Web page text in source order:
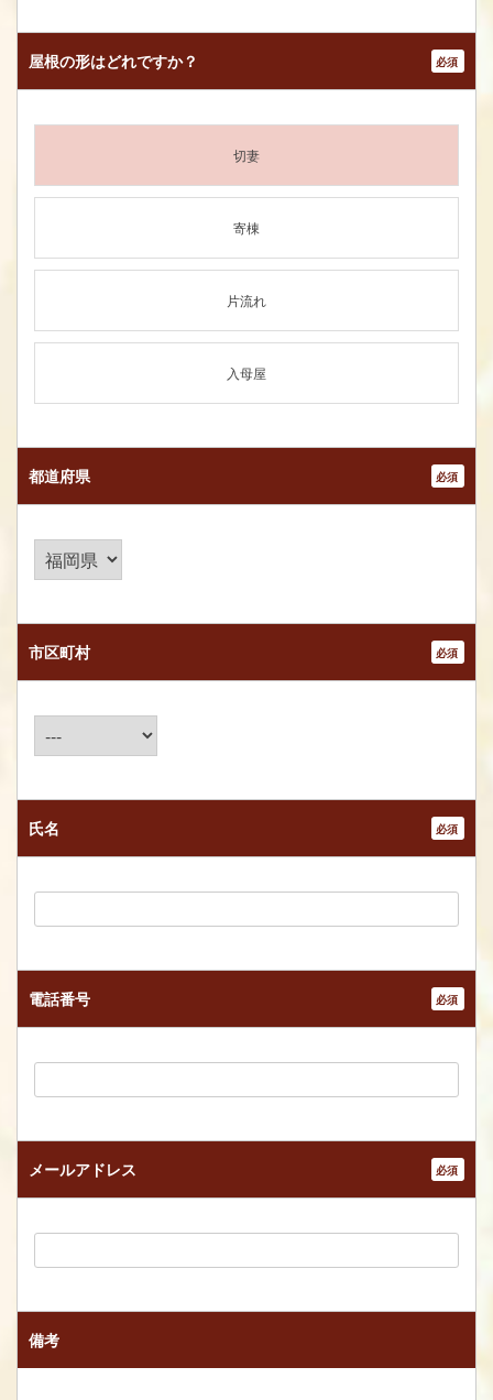
メールで相談する 電話で相談する
屋根の形はどれですか？ *
切妻
寄棟
片流れ
入母屋
都道府県 *
市区町村 *
氏名 *
電話番号 *
メールアドレス *
備考